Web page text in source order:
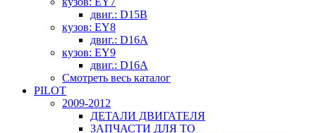
двиг.: D15B
кузов: EY8
двиг.: D16A
кузов: EY9
двиг.: D16A
Смотреть весь каталог
PILOT
2009-2012
ДЕТАЛИ ДВИГАТЕЛЯ
ЗАПЧАСТИ ДЛЯ ТО